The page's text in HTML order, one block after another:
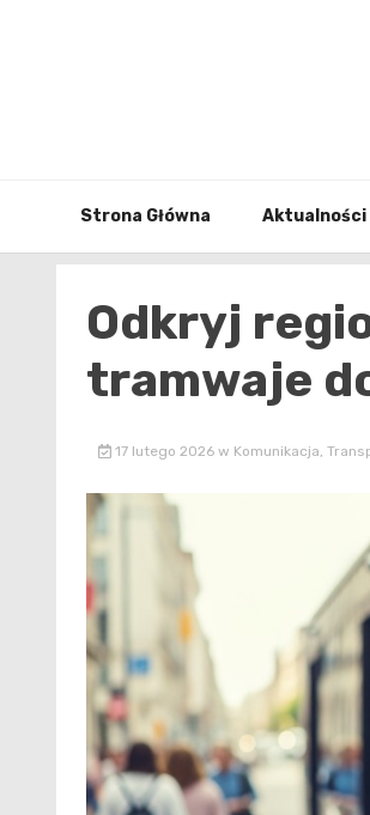
Strona Główna Aktualności
Odkryj
tramwaje
17 lutego 2026 w Komunikacja,